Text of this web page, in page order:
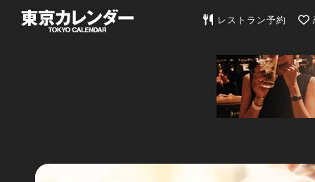
東京カレンダー | 最新
レストラン予約